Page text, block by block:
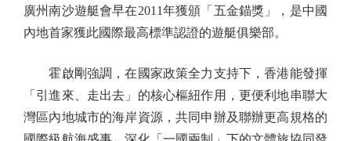
廣州南沙遊艇會早在2011年獲頒「五金錨獎」，是中國
內地首家獲此國際最高標準認證的遊艇俱樂部。
霍啟剛強調，在國家政策全力支持下，香港能發揮
「引進來、走出去」的核心樞紐作用，更便利地串聯大
灣區內地城市的海岸資源，共同申辦及聯辦更高規格的